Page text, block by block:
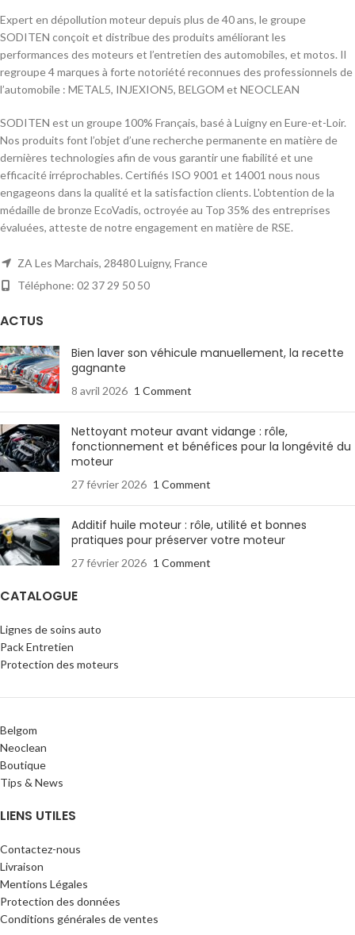
Expert en dépollution moteur depuis plus de 40 ans, le groupe
SODITEN conçoit et distribue des produits améliorant les
performances des moteurs et l’entretien des automobiles, et motos. Il
regroupe 4 marques à forte notoriété reconnues des professionnels de
l’automobile : METAL5, INJEXION5, BELGOM et NEOCLEAN
SODITEN est un groupe 100% Français, basé à Luigny en Eure-et-Loir.
Nos produits font l’objet d’une recherche permanente en matière de
dernières technologies afin de vous garantir une fiabilité et une
efficacité irréprochables. Certifiés ISO 9001 et 14001 nous nous
engageons dans la qualité et la satisfaction clients. L'obtention de la
médaille de bronze EcoVadis, octroyée au Top 35% des entreprises
évaluées, atteste de notre engagement en matière de RSE.
ZA Les Marchais, 28480 Luigny, France
Téléphone: 02 37 29 50 50
ACTUS
Bien laver son véhicule manuellement, la recette
gagnante
8 avril 2026 1 Comment
Nettoyant moteur avant vidange : rôle,
fonctionnement et bénéfices pour la longévité du
moteur
27 février 2026 1 Comment
Additif huile moteur : rôle, utilité et bonnes
pratiques pour préserver votre moteur
27 février 2026 1 Comment
CATALOGUE
Lignes de soins auto
Pack Entretien
Protection des moteurs
Belgom
Neoclean
Boutique
Tips & News
LIENS UTILES
Contactez-nous
Livraison
Mentions Légales
Protection des données
Conditions générales de ventes